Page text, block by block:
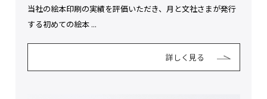
当社の絵本印刷の実績を評価いただき、月と文社さまが発行
する初めての絵本 ...
詳しく見る